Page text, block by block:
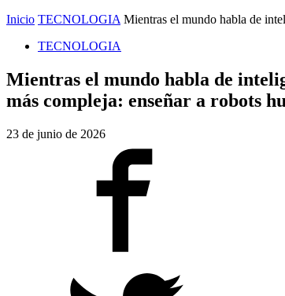
Inicio TECNOLOGIA Mientras el mundo habla de
TECNOLOGIA
Mientras el mundo habla de
más compleja: enseñar a robots
23 de junio de 2026